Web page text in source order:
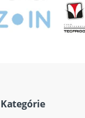
Kategórie